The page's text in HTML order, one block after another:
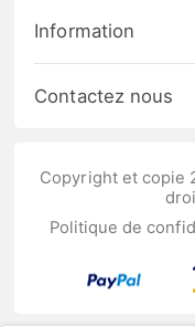
Information
Contactez nous
Copyright et copie
Politique de